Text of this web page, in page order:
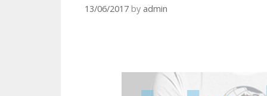
13/06/2017 by admin